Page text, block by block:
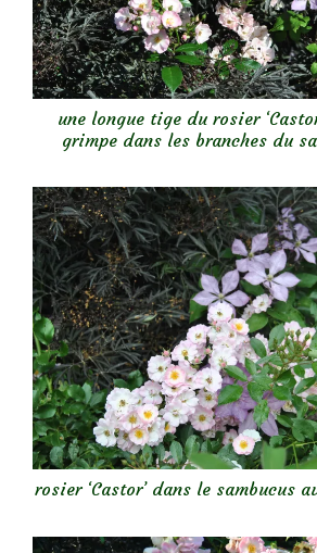
une longue tige du rosier
grimpe dans les branches du
rosier ‘Castor’ dans le sambucus